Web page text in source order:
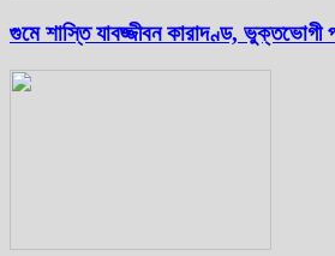
গুমে শাস্তি যাবজ্জীবন কারাদণ্ড, ভুক্তভোগী